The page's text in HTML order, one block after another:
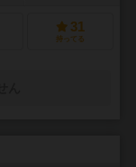
31
持ってる